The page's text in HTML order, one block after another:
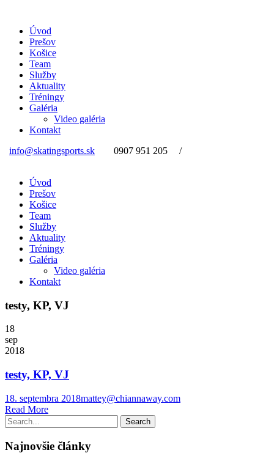
Úvod
Prešov
Košice
Team
Služby
Aktuality
Tréningy
Galéria
Video galéria
Kontakt
info@skatingsports.sk
0907 951 205 /
Úvod
Prešov
Košice
Team
Služby
Aktuality
Tréningy
Galéria
Video galéria
Kontakt
testy, KP, VJ
18
sep
2018
testy, KP, VJ
18. septembra 2018mattey@chiannaway.com
Read More
Najnovšie články